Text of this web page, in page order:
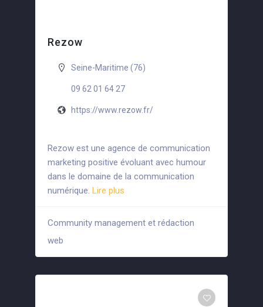
Rezow
Seine-Maritime (76)
09 62 01 64 27
https://www.rezow.fr/
Rezow est une agence de communication
marketing positive évoluant avec humour
dans le domaine de la communication
numérique. Lire plus
Community management et rédaction
web